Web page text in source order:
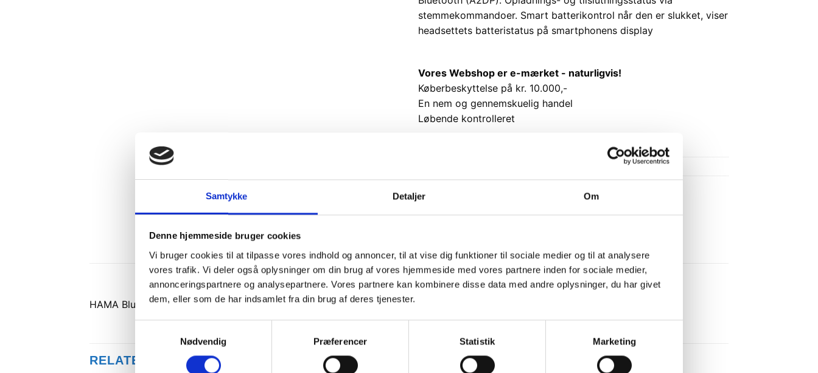
Samtykke Detaljer Om
Denne hjemmeside bruger cookies
Vi bruger cookies til at tilpasse vores indhold og annoncer, til at vise dig funktioner til sociale medier og til at analysere
vores trafik. Vi deler også oplysninger om din brug af vores hjemmeside med vores partnere inden for sociale medier,
annonceringspartnere og analysepartnere. Vores partnere kan kombinere disse data med andre oplysninger, du har givet
dem, eller som de har indsamlet fra din brug af deres tjenester.
Nødvendig
Præferencer Statistik Marketing
stemmekommandoer. Smart batterikontrol når den er slukket, viser
headsettets batteristatus på smartphonens display
Vores Webshop er e-mærket - naturligvis!
Køberbeskyttelse på kr. 10.000,-
En nem og gennemskuelig handel
Løbende kontrolleret
BESKRIVELSE ANMELDELSER (0)
HAMA Bluetooth Headset Mono MyVoice3000
RELATEREDE VARER